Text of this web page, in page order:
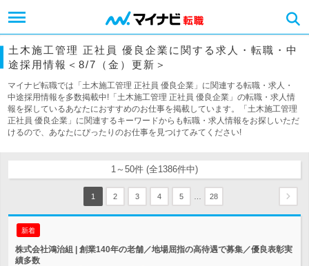
土木施工管理 正社員 優良企業に関する求人・転職・中
途採用情報＜8/7（金）更新＞
マイナビ転職では「土木施工管理 正社員 優良企業」に関連する転職・求人・
中途採用情報を多数掲載中!「土木施工管理 正社員 優良企業」の転職・求人情
報を探しているあなたにおすすめのお仕事を掲載しています。「土木施工管理
正社員 優良企業」に関連するキーワードからも転職・求人情報をお探しいただ
けるので、あなたにぴったりのお仕事を見つけてみてください!
1～50件 (全1386件中)
1 2 3 4 5 28
新着
株式会社鴻治組 | 創業140年の老舗／地場屈指の高待遇で募集／優良表彰実
績多数